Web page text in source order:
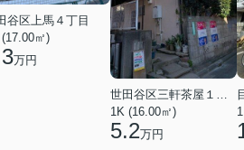
谷区上馬４丁目
(17.00㎡)
万円
世田谷区三軒茶屋１丁目
1K (16.00㎡)
5.2万円